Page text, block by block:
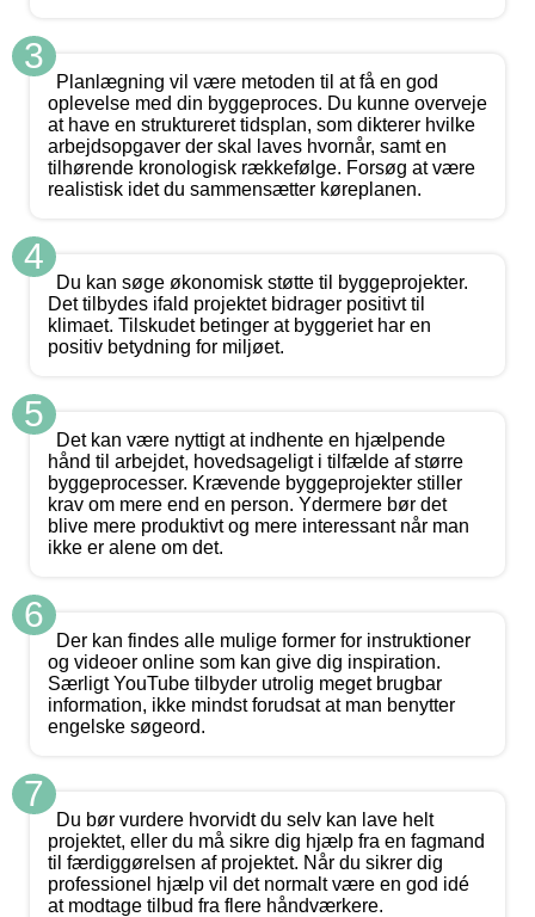
3
Planlægning vil være metoden til at få en god
oplevelse med din byggeproces. Du kunne overveje
at have en struktureret tidsplan, som dikterer hvilke
arbejdsopgaver der skal laves hvornår, samt en
tilhørende kronologisk rækkefølge. Forsøg at være
realistisk idet du sammensætter køreplanen.
4
Du kan søge økonomisk støtte til byggeprojekter.
Det tilbydes ifald projektet bidrager positivt til
klimaet. Tilskudet betinger at byggeriet har en
positiv betydning for miljøet.
5
Det kan være nyttigt at indhente en hjælpende
hånd til arbejdet, hovedsageligt i tilfælde af større
byggeprocesser. Krævende byggeprojekter stiller
krav om mere end en person. Ydermere bør det
blive mere produktivt og mere interessant når man
ikke er alene om det.
6
Der kan findes alle mulige former for instruktioner
og videoer online som kan give dig inspiration.
Særligt YouTube tilbyder utrolig meget brugbar
information, ikke mindst forudsat at man benytter
engelske søgeord.
7
Du bør vurdere hvorvidt du selv kan lave helt
projektet, eller du må sikre dig hjælp fra en fagmand
til færdiggørelsen af projektet. Når du sikrer dig
professionel hjælp vil det normalt være en god idé
at modtage tilbud fra flere håndværkere.